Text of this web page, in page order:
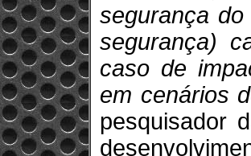
segurança
segurança)
caso de
em cenários
pesquisador